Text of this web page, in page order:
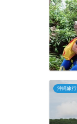
沖縄旅行